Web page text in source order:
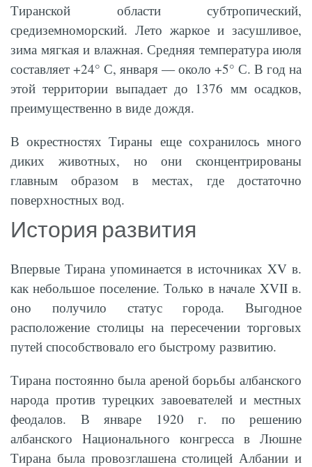
Тиранской области субтропический,
средиземноморский. Лето жаркое и засушливое,
зима мягкая и влажная. Средняя температура июля
составляет +24° С, января — около +5° С. В год на
этой территории выпадает до 1376 мм осадков,
преимущественно в виде дождя.
В окрестностях Тираны еще сохранилось много
диких животных, но они сконцентрированы
главным образом в местах, где достаточно
поверхностных вод.
История развития
Впервые Тирана упоминается в источниках XV в.
как небольшое поселение. Только в начале XVII в.
оно получило статус города. Выгодное
расположение столицы на пересечении торговых
путей способствовало его быстрому развитию.
Тирана постоянно была ареной борьбы албанского
народа против турецких завоевателей и местных
феодалов. В январе 1920 г. по решению
албанского Национального конгресса в Люшне
Тирана была провозглашена столицей Албании и